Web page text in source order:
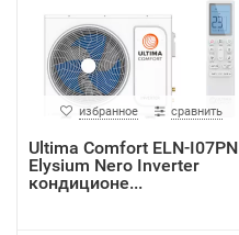
избранное сравнить
Ultima Comfort ELN-I07PN
Elysium Nero Inverter
кондиционе...